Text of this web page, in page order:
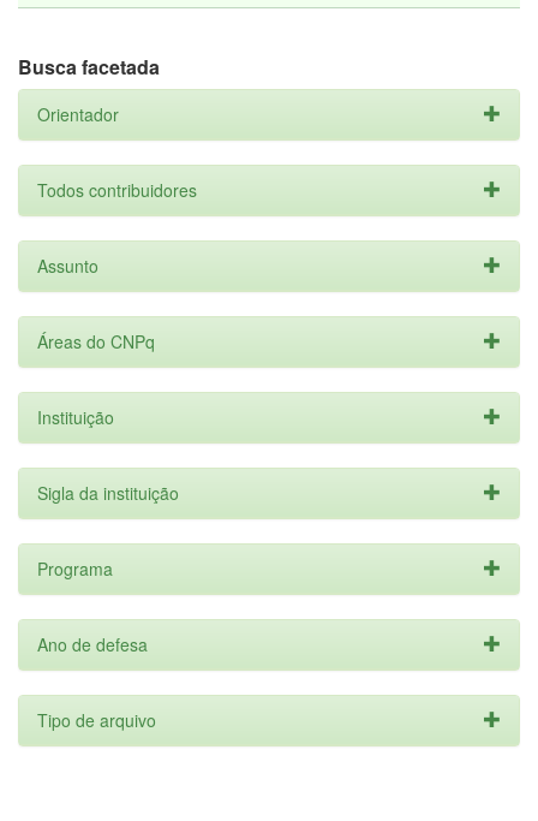
Busca facetada
Orientador
Todos contribuidores
Assunto
Áreas do CNPq
Instituição
Sigla da instituição
Programa
Ano de defesa
Tipo de arquivo